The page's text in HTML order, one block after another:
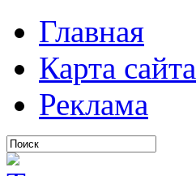
Главная
Карта сайта
Реклама